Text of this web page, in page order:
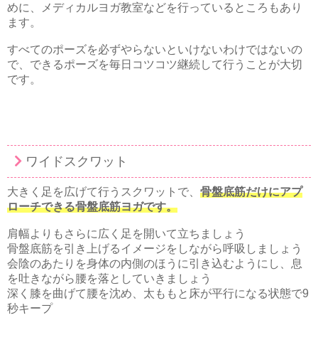
めに、メディカルヨガ教室などを行っているところもあり
ます。
すべてのポーズを必ずやらないといけないわけではないの
で、できるポーズを毎日コツコツ継続して行うことが大切
です。
ワイドスクワット
大きく足を広げて行うスクワットで、 骨盤底筋だけにアプ
ローチできる骨盤底筋ヨガです。
肩幅よりもさらに広く足を開いて立ちましょう
骨盤底筋を引き上げるイメージをしながら呼吸しましょう
会陰のあたりを身体の内側のほうに引き込むようにし、息
を吐きながら腰を落としていきましょう
深く膝を曲げて腰を沈め、太ももと床が平行になる状態で9
秒キープ